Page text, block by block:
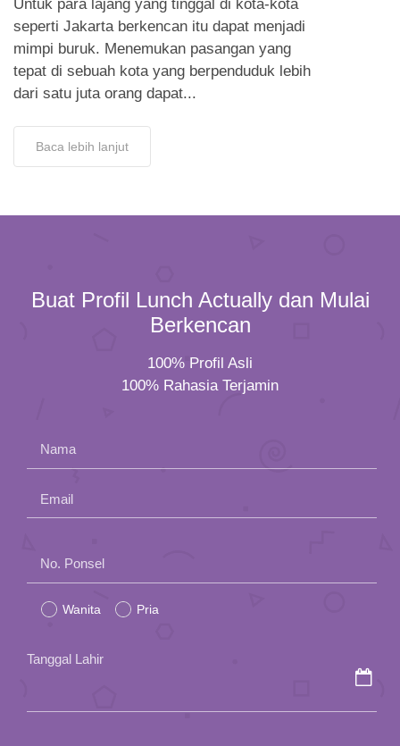
Untuk para lajang yang tinggal di kota-kota
seperti Jakarta berkencan itu dapat menjadi
mimpi buruk. Menemukan pasangan yang
tepat di sebuah kota yang berpenduduk lebih
dari satu juta orang dapat...
Baca lebih lanjut
Buat Profil Lunch Actually dan Mulai
Berkencan
100% Profil Asli
100% Rahasia Terjamin
Nama
Email
leave
this
No. Ponsel
Wanita Pria
Tanggal Lahir